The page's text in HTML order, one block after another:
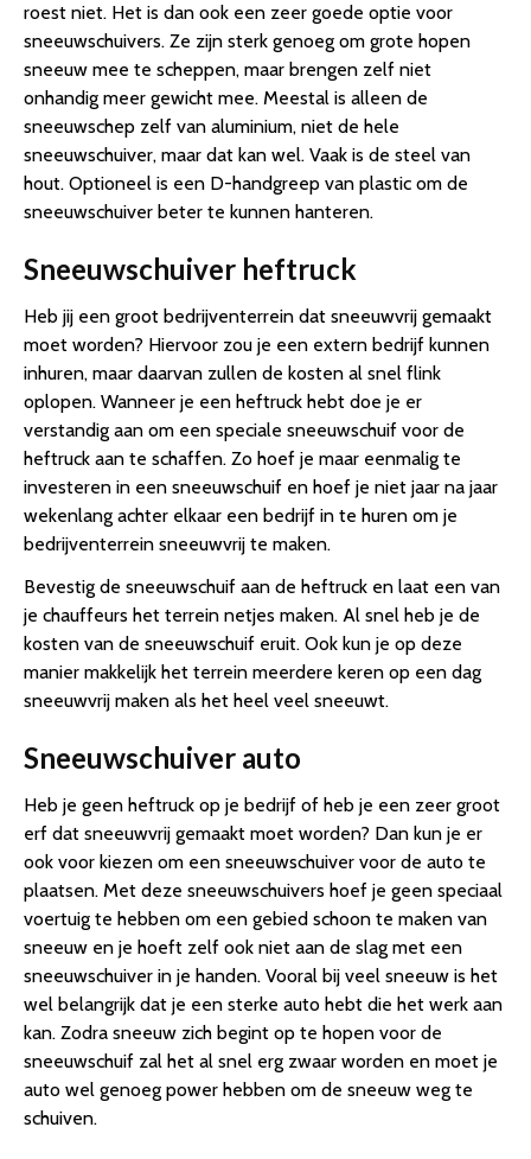
roest niet. Het is dan ook een zeer goede optie voor
sneeuwschuivers. Ze zijn sterk genoeg om grote hopen
sneeuw mee te scheppen, maar brengen zelf niet
onhandig meer gewicht mee. Meestal is alleen de
sneeuwschep zelf van aluminium, niet de hele
sneeuwschuiver, maar dat kan wel. Vaak is de steel van
hout. Optioneel is een D-handgreep van plastic om de
sneeuwschuiver beter te kunnen hanteren.
Sneeuwschuiver heftruck
Heb jij een groot bedrijventerrein dat sneeuwvrij gemaakt
moet worden? Hiervoor zou je een extern bedrijf kunnen
inhuren, maar daarvan zullen de kosten al snel flink
oplopen. Wanneer je een heftruck hebt doe je er
verstandig aan om een speciale sneeuwschuif voor de
heftruck aan te schaffen. Zo hoef je maar eenmalig te
investeren in een sneeuwschuif en hoef je niet jaar na jaar
wekenlang achter elkaar een bedrijf in te huren om je
bedrijventerrein sneeuwvrij te maken.
Bevestig de sneeuwschuif aan de heftruck en laat een van
je chauffeurs het terrein netjes maken. Al snel heb je de
kosten van de sneeuwschuif eruit. Ook kun je op deze
manier makkelijk het terrein meerdere keren op een dag
sneeuwvrij maken als het heel veel sneeuwt.
Sneeuwschuiver auto
Heb je geen heftruck op je bedrijf of heb je een zeer groot
erf dat sneeuwvrij gemaakt moet worden? Dan kun je er
ook voor kiezen om een sneeuwschuiver voor de auto te
plaatsen. Met deze sneeuwschuivers hoef je geen speciaal
voertuig te hebben om een gebied schoon te maken van
sneeuw en je hoeft zelf ook niet aan de slag met een
sneeuwschuiver in je handen. Vooral bij veel sneeuw is het
wel belangrijk dat je een sterke auto hebt die het werk aan
kan. Zodra sneeuw zich begint op te hopen voor de
sneeuwschuif zal het al snel erg zwaar worden en moet je
auto wel genoeg power hebben om de sneeuw weg te
schuiven.